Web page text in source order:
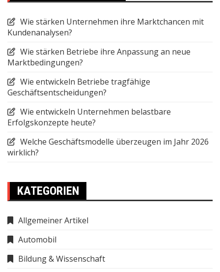
Wie stärken Unternehmen ihre Marktchancen mit
Kundenanalysen?
Wie stärken Betriebe ihre Anpassung an neue
Marktbedingungen?
Wie entwickeln Betriebe tragfähige
Geschäftsentscheidungen?
Wie entwickeln Unternehmen belastbare
Erfolgskonzepte heute?
Welche Geschäftsmodelle überzeugen im Jahr 2026
wirklich?
KATEGORIEN
Allgemeiner Artikel
Automobil
Bildung & Wissenschaft